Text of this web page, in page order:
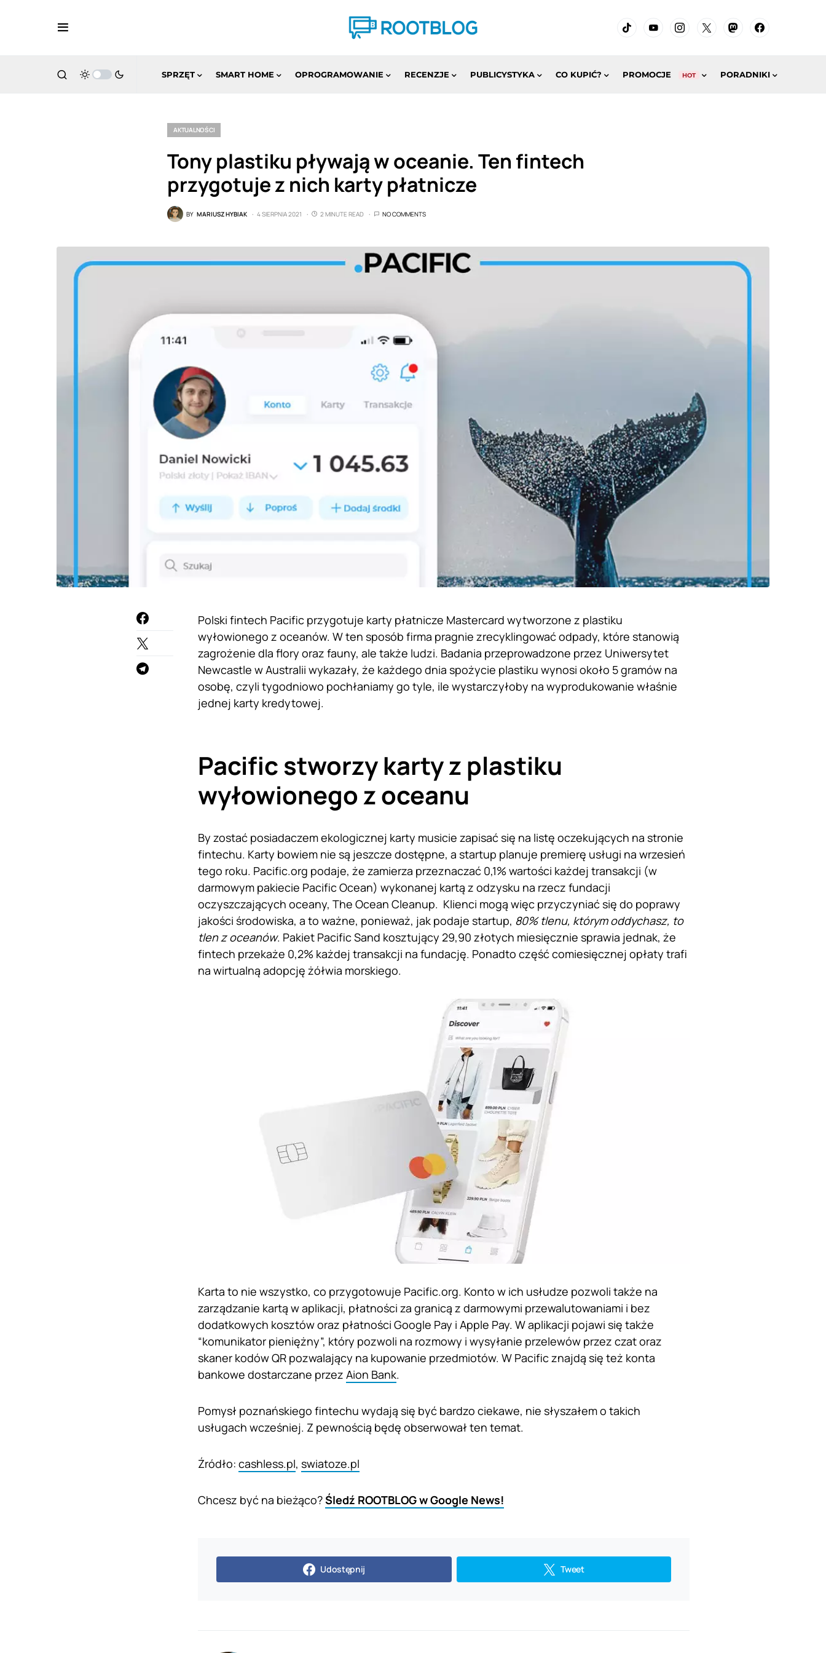
SPRZĘT SMART HOME OPROGRAMOWANIE RECENZJE PUBLICYSTYKA CO KUPIĆ? PROMOCJE HOT PORADNIKI
AKTUALNOŚCI
Tony plastiku pływają w oceanie. Ten fintech
przygotuje z nich karty płatnicze
BY MARIUSZ HYBIAK 4 SIERPNIA 2021 2 MINUTE READ NO COMMENTS
Polski fintech Pacific przygotuje karty płatnicze Mastercard wytworzone z plastiku
wyłowionego z oceanów. W ten sposób firma pragnie zrecyklingować odpady, które stanowią
zagrożenie dla flory oraz fauny, ale także ludzi. Badania przeprowadzone przez Uniwersytet
Newcastle w Australii wykazały, że każdego dnia spożycie plastiku wynosi około 5 gramów na
osobę, czyli tygodniowo pochłaniamy go tyle, ile wystarczyłoby na wyprodukowanie właśnie
jednej karty kredytowej.
Pacific stworzy karty z plastiku
wyłowionego z oceanu
By zostać posiadaczem ekologicznej karty musicie zapisać się na listę oczekujących na stronie
fintechu. Karty bowiem nie są jeszcze dostępne, a startup planuje premierę usługi na wrzesień
tego roku. Pacific.org podaje, że zamierza przeznaczać 0,1% wartości każdej transakcji (w
darmowym pakiecie Pacific Ocean) wykonanej kartą z odzysku na rzecz fundacji
oczyszczających oceany, The Ocean Cleanup. Klienci mogą więc przyczyniać się do poprawy
jakości środowiska, a to ważne, ponieważ, jak podaje startup, 80% tlenu, którym oddychasz, to
tlen z oceanów. Pakiet Pacific Sand kosztujący 29,90 złotych miesięcznie sprawia jednak, że
fintech przekaże 0,2% każdej transakcji na fundację. Ponadto część comiesięcznej opłaty trafi
na wirtualną adopcję żółwia morskiego.
Karta to nie wszystko, co przygotowuje Pacific.org. Konto w ich usłudze pozwoli także na
zarządzanie kartą w aplikacji, płatności za granicą z darmowymi przewalutowaniami i bez
dodatkowych kosztów oraz płatności Google Pay i Apple Pay. W aplikacji pojawi się także
“komunikator pieniężny”, który pozwoli na rozmowy i wysyłanie przelewów przez czat oraz
skaner kodów QR pozwalający na kupowanie przedmiotów. W Pacific znajdą się też konta
bankowe dostarczane przez Aion Bank.
Pomysł poznańskiego fintechu wydają się być bardzo ciekawe, nie słyszałem o takich
usługach wcześniej. Z pewnością będę obserwował ten temat.
Źródło: cashless.pl, swiatoze.pl
Chcesz być na bieżąco?Śledź ROOTBLOG w Google News!
Udostępnij Tweet